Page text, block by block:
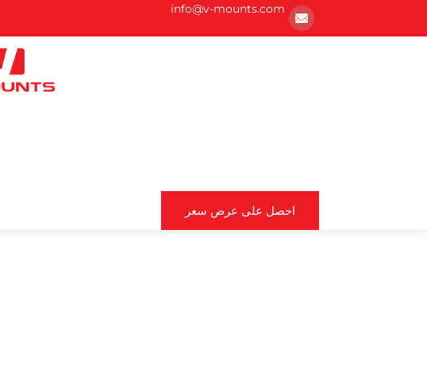
info@v-mounts.com
احصل على عرض سعر